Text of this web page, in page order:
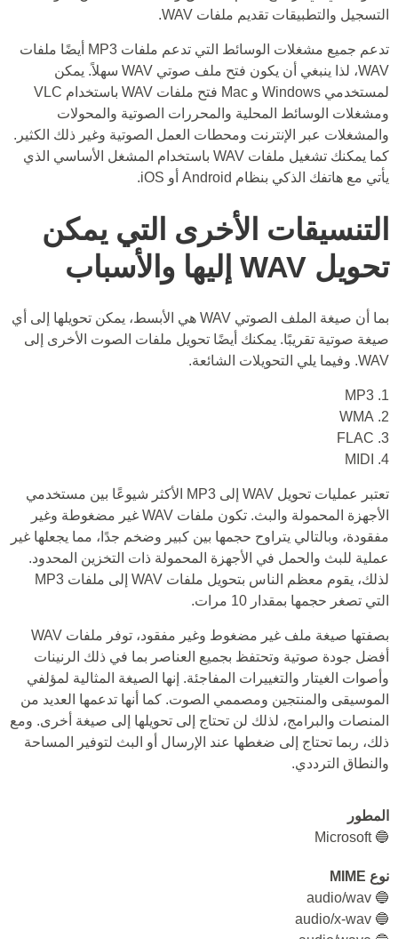
التسجيل والتطبيقات تقديم ملفات WAV.
تدعم جميع مشغلات الوسائط التي تدعم ملفات MP3 أيضًا ملفات
WAV، لذا ينبغي أن يكون فتح ملف صوتي WAV سهلاً. يمكن
لمستخدمي Windows و Mac فتح ملفات WAV باستخدام VLC
ومشغلات الوسائط المحلية والمحررات الصوتية والمحولات
والمشغلات عبر الإنترنت ومحطات العمل الصوتية وغير ذلك الكثير.
كما يمكنك تشغيل ملفات WAV باستخدام المشغل الأساسي الذي
يأتي مع هاتفك الذكي بنظام Android أو iOS.
التنسيقات الأخرى التي يمكن
تحويل WAV إليها والأسباب
بما أن صيغة الملف الصوتي WAV هي الأبسط، يمكن تحويلها إلى أي
صيغة صوتية تقريبًا. يمكنك أيضًا تحويل ملفات الصوت الأخرى إلى
WAV. وفيما يلي التحويلات الشائعة.
1. MP3
2. WMA
3. FLAC
4. MIDI
تعتبر عمليات تحويل WAV إلى MP3 الأكثر شيوعًا بين مستخدمي
الأجهزة المحمولة والبث. تكون ملفات WAV غير مضغوطة وغير
مفقودة، وبالتالي يتراوح حجمها بين كبير وضخم جدًا، مما يجعلها غير
عملية للبث والحمل في الأجهزة المحمولة ذات التخزين المحدود.
لذلك، يقوم معظم الناس بتحويل ملفات WAV إلى ملفات MP3
التي تصغر حجمها بمقدار 10 مرات.
بصفتها صيغة ملف غير مضغوط وغير مفقود، توفر ملفات WAV
أفضل جودة صوتية وتحتفظ بجميع العناصر بما في ذلك الرنينات
وأصوات الغيتار والتغييرات المفاجئة. إنها الصيغة المثالية لمؤلفي
الموسيقى والمنتجين ومصممي الصوت. كما أنها تدعمها العديد من
المنصات والبرامج، لذلك لن تحتاج إلى تحويلها إلى صيغة أخرى. ومع
ذلك، ربما تحتاج إلى ضغطها عند الإرسال أو البث لتوفير المساحة
والنطاق الترددي.
المطور
🔵 Microsoft
نوع MIME
🔵 audio/wav
🔵 audio/x-wav